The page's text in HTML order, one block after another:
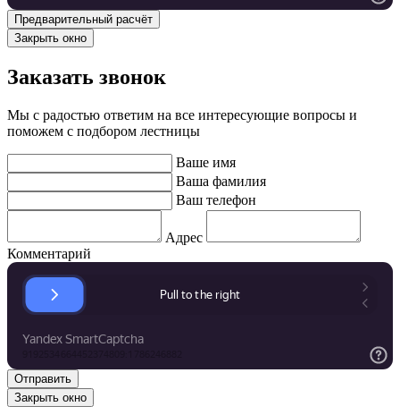
Закрыть окно
Заказать звонок
Мы с радостью ответим на все интересующие вопросы и
поможем с подбором лестницы
Ваше имя
Ваша фамилия
Ваш телефон
Адрес
Комментарий
Закрыть окно